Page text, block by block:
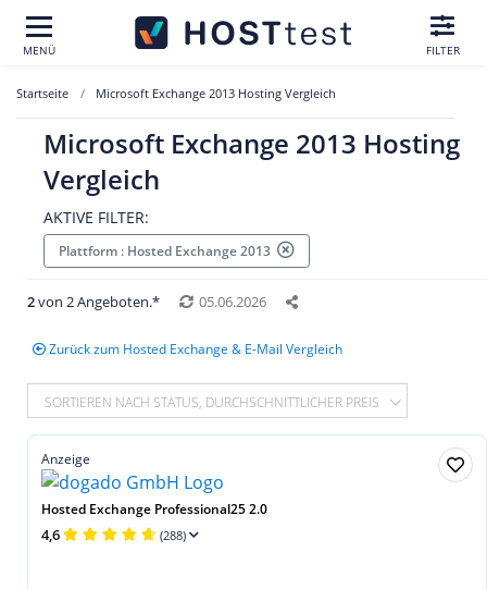
MENÜ FILTER
Startseite Microsoft Exchange 2013 Hosting Vergleich
Microsoft Exchange 2013 Hosting
Vergleich
AKTIVE FILTER:
Plattform : Hosted Exchange 2013
2von 2 Angeboten.* 05.06.2026
Zurück zum Hosted Exchange & E-Mail Vergleich
SORTIEREN NACH STATUS, DURCHSCHNITTLICHER PREIS
Anzeige
Hosted Exchange Professional25 2.0
4,6 (288)